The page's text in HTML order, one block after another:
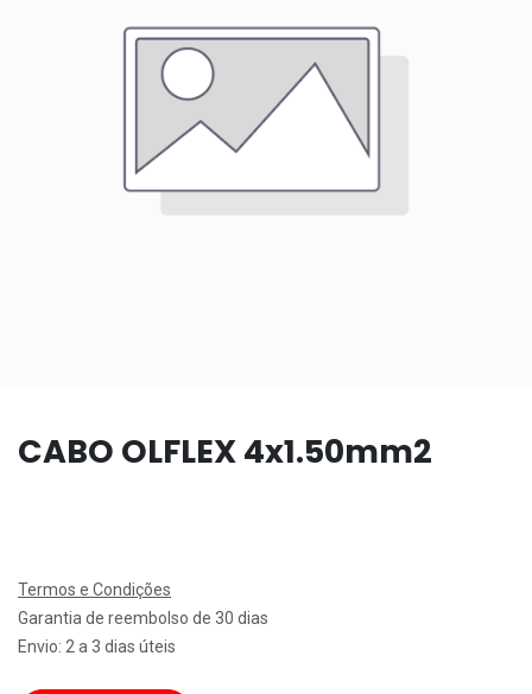
CABO OLFLEX 4x1.50mm2
Termos e Condições
Garantia de reembolso de 30 dias
Envio: 2 a 3 dias úteis